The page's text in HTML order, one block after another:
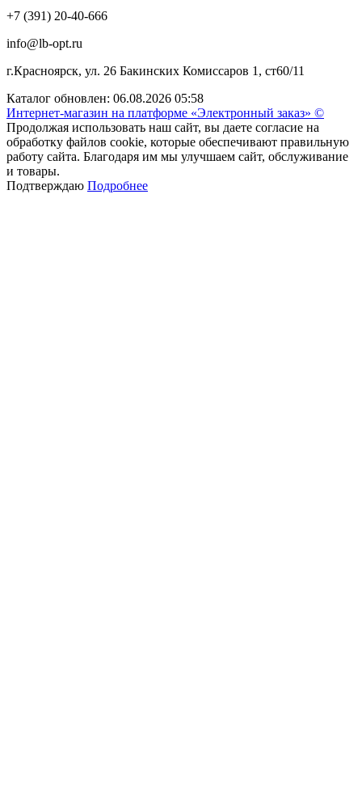
+7 (391) 20-40-666
info@lb-opt.ru
г.Красноярск, ул. 26 Бакинских Комиссаров 1, ст60/11
Каталог обновлен: 06.08.2026 05:58
Интернет-магазин на платформе «Электронный заказ» ©
Продолжая использовать наш сайт, вы даете согласие на
обработку файлов cookie, которые обеспечивают правильную
работу сайта. Благодаря им мы улучшаем сайт, обслуживание
и товары.
Подтверждаю Подробнее